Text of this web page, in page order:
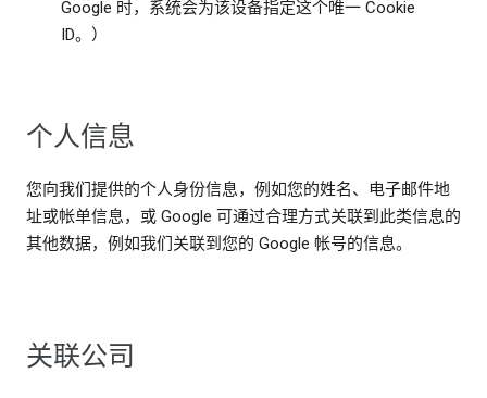
Google 时，系统会为该设备指定这个唯一 Cookie
ID。）
个人信息
您向我们提供的个人身份信息，例如您的姓名、电子邮件地
址或帐单信息，或 Google 可通过合理方式关联到此类信息的
其他数据，例如我们关联到您的 Google 帐号的信息。
关联公司